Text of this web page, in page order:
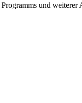
und weiterer